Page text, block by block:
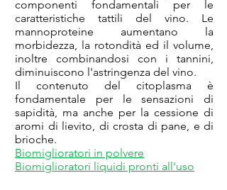
componenti fondamentali per le
caratteristiche tattili del vino. Le
mannoproteine aumentano la
morbidezza, la rotondità ed il volume,
inoltre combinandosi con i tannini,
diminuiscono l'astringenza del vino.
Il contenuto del citoplasma è
fondamentale per le sensazioni di
sapidità, ma anche per la cessione di
aromi di lievito, di crosta di pane, e di
brioche.
Biomiglioratori in polvere
Biomiglioratori liquidi pronti all'uso